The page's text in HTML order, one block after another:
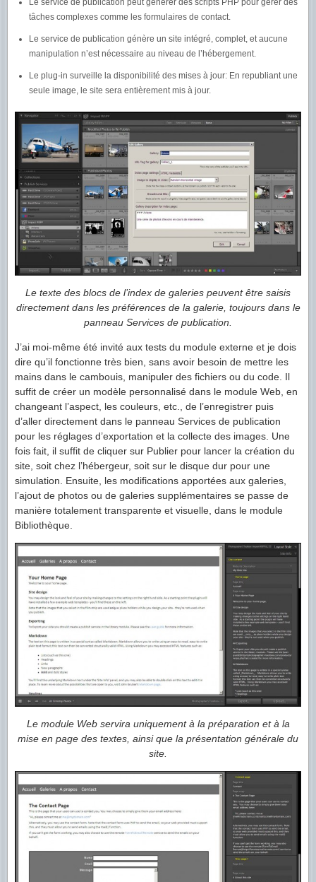
tâches complexes comme les formulaires de contact.
Le service de publication génère un site intégré, complet, et aucune
manipulation n’est nécessaire au niveau de l’hébergement.
Le plug-in surveille la disponibilité des mises à jour: En republiant une
seule image, le site sera entièrement mis à jour.
Le texte des blocs de l’index de galeries peuvent être saisis
directement dans les préférences de la galerie, toujours dans le
panneau Services de publication.
J’ai moi-même été invité aux tests du module externe et je dois
dire qu’il fonctionne très bien, sans avoir besoin de mettre les
mains dans le cambouis, manipuler des fichiers ou du code. Il
suffit de créer un modèle personnalisé dans le module Web, en
changeant l’aspect, les couleurs, etc., de l’enregistrer puis
d’aller directement dans le panneau Services de publication
pour les réglages d’exportation et la collecte des images. Une
fois fait, il suffit de cliquer sur Publier pour lancer la création du
site, soit chez l’hébergeur, soit sur le disque dur pour une
simulation. Ensuite, les modifications apportées aux galeries,
l’ajout de photos ou de galeries supplémentaires se passe de
manière totalement transparente et visuelle, dans le module
Bibliothèque.
Le module Web servira uniquement à la préparation et à la
mise en page des textes, ainsi que la présentation générale du
site.